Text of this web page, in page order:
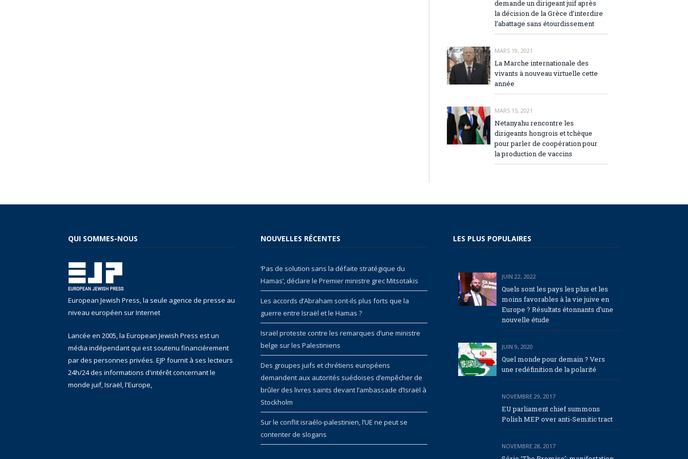
demande un dirigeant juif après
la décision de la Grèce d’interdire
l’abattage sans étourdissement
MARS 19, 2021
La Marche internationale des
vivants à nouveau virtuelle cette
année
MARS 15, 2021
Netanyahu rencontre les
dirigeants hongrois et tchèque
pour parler de coopération pour
la production de vaccins
QUI SOMMES-NOUS
European Jewish Press, la seule agence de presse au
niveau européen sur Internet
Lancée en 2005, la European Jewish Press est un
média indépendant qui est soutenu financiérement
par des personnes privées. EJP fournit à ses lecteurs
24h/24 des informations d'intérêt concernant le
monde juif, Israël, l'Europe,
NOUVELLES RÉCENTES
‘Pas de solution sans la défaite stratégique du
Hamas’, déclare le Premier ministre grec Mitsotakis
Les accords d’Abraham sont-ils plus forts que la
guerre entre Israël et le Hamas ?
Israël proteste contre les remarques d’une ministre
belge sur les Palestiniens
Des groupes juifs et chrétiens européens
demandent aux autorités suédoises d’empêcher de
brûler des livres saints devant l’ambassade d’Israël à
Stockholm
Sur le conflit israélo-palestinien, l’UE ne peut se
contenter de slogans
LES PLUS POPULAIRES
JUIN 22, 2022
Quels sont les pays les plus et les
moins favorables à la vie juive en
Europe ? Résultats étonnants d’une
nouvelle étude
JUIN 9, 2020
Quel monde pour demain ? Vers
une redéfinition de la polarité
NOVEMBRE 29, 2017
EU parliament chief summons
Polish MEP over anti-Semitic tract
NOVEMBRE 28, 2017